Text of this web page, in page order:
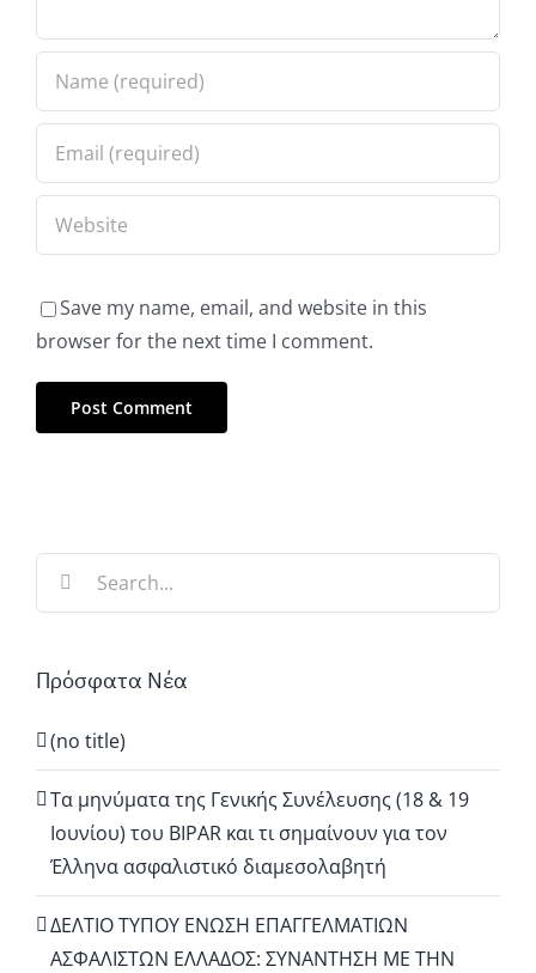
Save my name, email, and website in this
browser for the next time I comment.
Search
Πρόσφατα Νέα
(no title)
Τα μηνύματα της Γενικής Συνέλευσης (18 & 19
Ιουνίου) του BIPAR και τι σημαίνουν για τον
Έλληνα ασφαλιστικό διαμεσολαβητή
ΔΕΛΤΙΟ ΤΥΠΟΥ ΕΝΩΣΗ ΕΠΑΓΓΕΛΜΑΤΙΩΝ
ΑΣΦΑΛΙΣΤΩΝ ΕΛΛΑΔΟΣ: ΣΥΝΑΝΤΗΣΗ ΜΕ ΤΗΝ